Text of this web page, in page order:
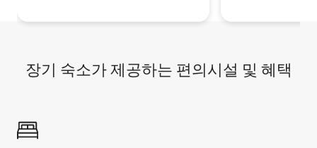
장기 숙소가 제공하는 편의시설 및 혜택